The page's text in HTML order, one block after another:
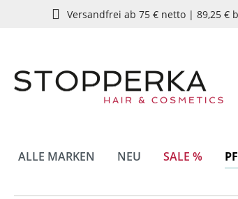
Zur Hauptnavigation springen
Versandfrei ab 75 € netto | 89,25 €
ALLE MARKEN NEU SALE %